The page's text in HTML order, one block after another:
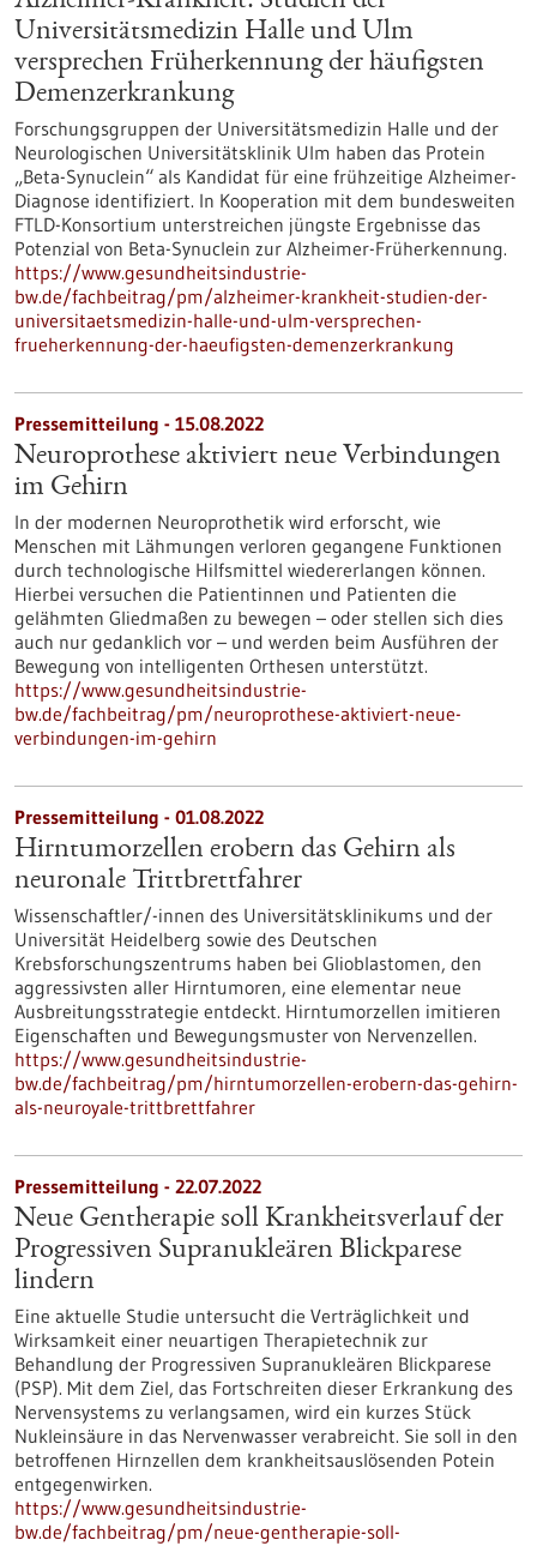
Universitätsmedizin Halle und Ulm
versprechen Früherkennung der häufigsten
Demenzerkrankung
Forschungsgruppen der Universitätsmedizin Halle und der
Neurologischen Universitätsklinik Ulm haben das Protein
„Beta-Synuclein“ als Kandidat für eine frühzeitige Alzheimer-
Diagnose identifiziert. In Kooperation mit dem bundesweiten
FTLD-Konsortium unterstreichen jüngste Ergebnisse das
Potenzial von Beta-Synuclein zur Alzheimer-Früherkennung.
https://www.gesundheitsindustrie-
bw.de/fachbeitrag/pm/alzheimer-krankheit-studien-der-
universitaetsmedizin-halle-und-ulm-versprechen-
frueherkennung-der-haeufigsten-demenzerkrankung
Pressemitteilung - 15.08.2022
Neuroprothese aktiviert neue Verbindungen
im Gehirn
In der modernen Neuroprothetik wird erforscht, wie
Menschen mit Lähmungen verloren gegangene Funktionen
durch technologische Hilfsmittel wiedererlangen können.
Hierbei versuchen die Patientinnen und Patienten die
gelähmten Gliedmaßen zu bewegen – oder stellen sich dies
auch nur gedanklich vor – und werden beim Ausführen der
Bewegung von intelligenten Orthesen unterstützt.
https://www.gesundheitsindustrie-
bw.de/fachbeitrag/pm/neuroprothese-aktiviert-neue-
verbindungen-im-gehirn
Pressemitteilung - 01.08.2022
Hirntumorzellen erobern das Gehirn als
neuronale Trittbrettfahrer
Wissenschaftler/-innen des Universitätsklinikums und der
Universität Heidelberg sowie des Deutschen
Krebsforschungszentrums haben bei Glioblastomen, den
aggressivsten aller Hirntumoren, eine elementar neue
Ausbreitungsstrategie entdeckt. Hirntumorzellen imitieren
Eigenschaften und Bewegungsmuster von Nervenzellen.
https://www.gesundheitsindustrie-
bw.de/fachbeitrag/pm/hirntumorzellen-erobern-das-gehirn-
als-neuroyale-trittbrettfahrer
Pressemitteilung - 22.07.2022
Neue Gentherapie soll Krankheitsverlauf der
Progressiven Supranukleären Blickparese
lindern
Eine aktuelle Studie untersucht die Verträglichkeit und
Wirksamkeit einer neuartigen Therapietechnik zur
Behandlung der Progressiven Supranukleären Blickparese
(PSP). Mit dem Ziel, das Fortschreiten dieser Erkrankung des
Nervensystems zu verlangsamen, wird ein kurzes Stück
Nukleinsäure in das Nervenwasser verabreicht. Sie soll in den
betroffenen Hirnzellen dem krankheitsauslösenden Potein
entgegenwirken.
https://www.gesundheitsindustrie-
bw.de/fachbeitrag/pm/neue-gentherapie-soll-